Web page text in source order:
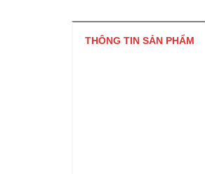
THÔNG TIN SẢN PHẨM